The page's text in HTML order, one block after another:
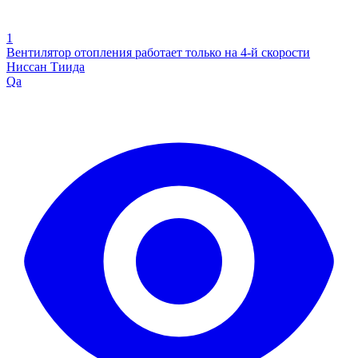
1
Вентилятор отопления работает только на 4-й скорости
Ниссан Тиида
Qa